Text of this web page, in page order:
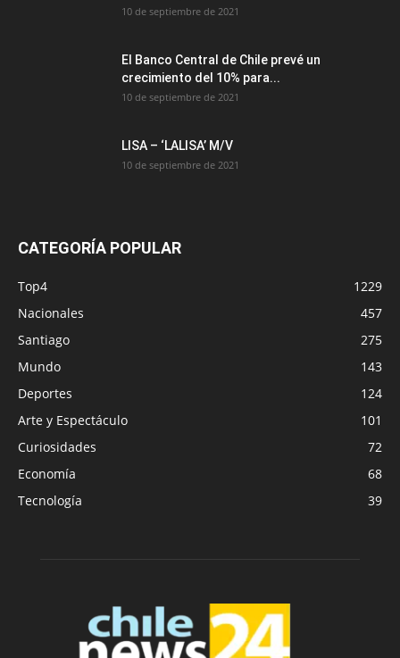
10 de septiembre de 2021
El Banco Central de Chile prevé un
crecimiento del 10% para...
10 de septiembre de 2021
LISA – ‘LALISA’ M/V
10 de septiembre de 2021
CATEGORÍA POPULAR
Top4
1229
Nacionales
457
Santiago
275
Mundo
143
Deportes
124
Arte y Espectáculo
101
Curiosidades
72
Economía
68
Tecnología
39